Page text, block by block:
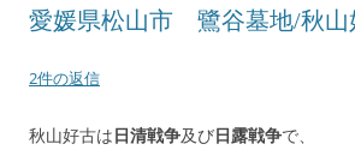
愛媛県松山市 鷺谷墓地/秋山
2件の返信
秋山好古は日清戦争及び日露戦争で、